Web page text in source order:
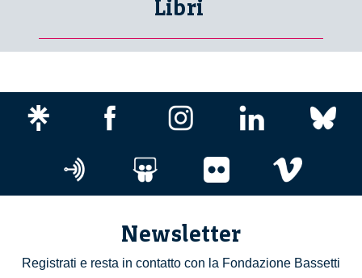
Libri
Newsletter
Registrati e resta in contatto con la Fondazione Bassetti